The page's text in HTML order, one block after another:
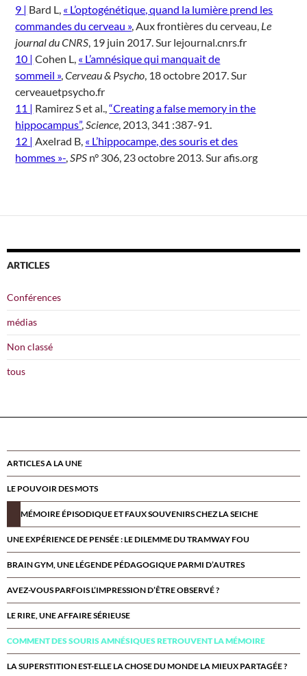
9 | Bard L, « L’optogénétique, quand la lumière prend les
commandes du cerveau », Aux frontières du cerveau, Le
journal du CNRS, 19 juin 2017. Sur lejournal.cnrs.fr
10 | Cohen L, « L’amnésique qui manquait de
sommeil »,Cerveau & Psycho, 18 octobre 2017. Sur
cerveauetpsycho.fr
11 | Ramirez S et al.,“Creating a false memory in the
hippocampus”,Science, 2013, 341 :387-91.
12 | Axelrad B, « L’hippocampe, des souris et des
hommes »-,SPS n° 306, 23 octobre 2013. Sur afis.org
ARTICLES
Conférences
médias
Non classé
tous
ARTICLES A LA UNE
LE POUVOIR DES MOTS
MÉMOIRE ÉPISODIQUE ET FAUX SOUVENIRS CHEZ LA SEICHE
UNE EXPÉRIENCE DE PENSÉE : LE DILEMME DU TRAMWAY FOU
BRAIN GYM, UNE LÉGENDE PÉDAGOGIQUE PARMI D’AUTRES
AVEZ-VOUS PARFOIS L’IMPRESSION D’ÊTRE OBSERVÉ ?
LE RIRE, UNE AFFAIRE SÉRIEUSE
COMMENT DES SOURIS AMNÉSIQUES RETROUVENT LA MÉMOIRE
LA SUPERSTITION EST-ELLE LA CHOSE DU MONDE LA MIEUX PARTAGÉE ?